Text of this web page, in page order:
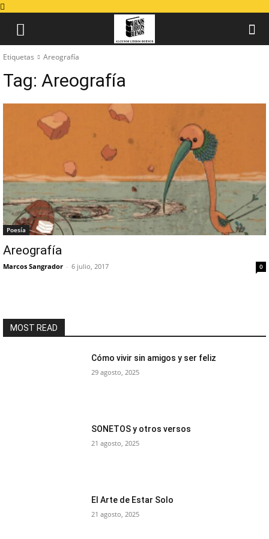
Etiquetas Areografía
Tag: Areografía
Poesía
Areografía
Marcos Sangrador - 6 julio, 2017 0
MOST READ
Cómo vivir sin amigos y ser feliz
29 agosto, 2025
SONETOS y otros versos
21 agosto, 2025
El Arte de Estar Solo
21 agosto, 2025